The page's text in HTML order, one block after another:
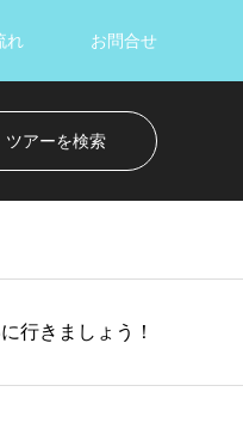
れ お問合せ
行きましょう！